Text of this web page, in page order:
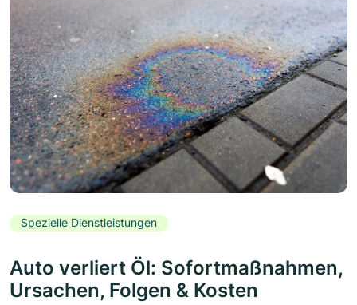
Spezielle Dienstleistungen
Auto verliert Öl: Sofortmaßnahmen,
Ursachen, Folgen & Kosten